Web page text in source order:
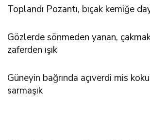
Toplandı Pozantı, bıçak kemiğe
Gözlerde sönmeden yanan,
zaferden ışık
Güneyin bağrında açıverdi mis
sarmaşık